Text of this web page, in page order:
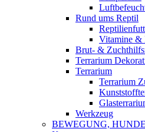
Rund ums Reptil
Vitamine &
Brut- &
Terrarium
Terrarium
Terrarium
Werkzeug
BEWEGUNG,